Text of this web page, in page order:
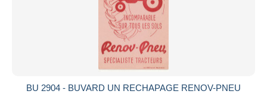
BU 2904 - BUVARD UN RECHAPAGE RENOV-PNEU